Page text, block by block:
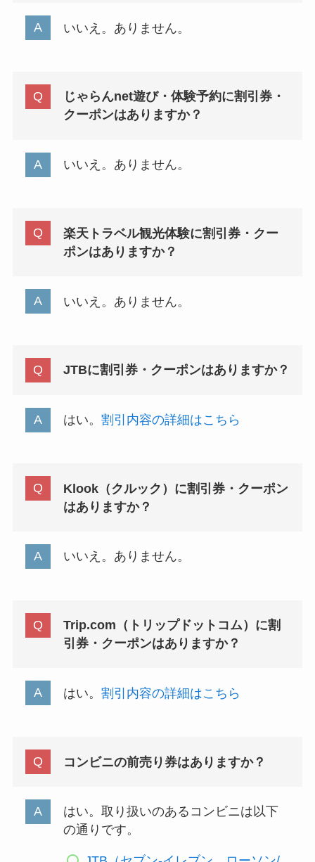
いいえ。ありません。
じゃらんnet遊び・体験予約に割引券・
クーポンはありますか？
いいえ。ありません。
楽天トラベル観光体験に割引券・クー
ポンはありますか？
いいえ。ありません。
JTBに割引券・クーポンはありますか？
はい。 割引内容の詳細はこちら
Klook（クルック）に割引券・クーポン
はありますか？
いいえ。ありません。
Trip.com（トリップドットコム）に割
引券・クーポンはありますか？
はい。 割引内容の詳細はこちら
コンビニの前売り券はありますか？
はい。取り扱いのあるコンビニは以下
の通りです。